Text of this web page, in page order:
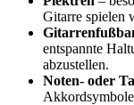
Gitarre spielen
entspannte
abzustellen.
Noten- oder